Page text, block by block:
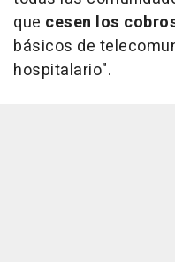
que cesen los
básicos de
hospitalario".